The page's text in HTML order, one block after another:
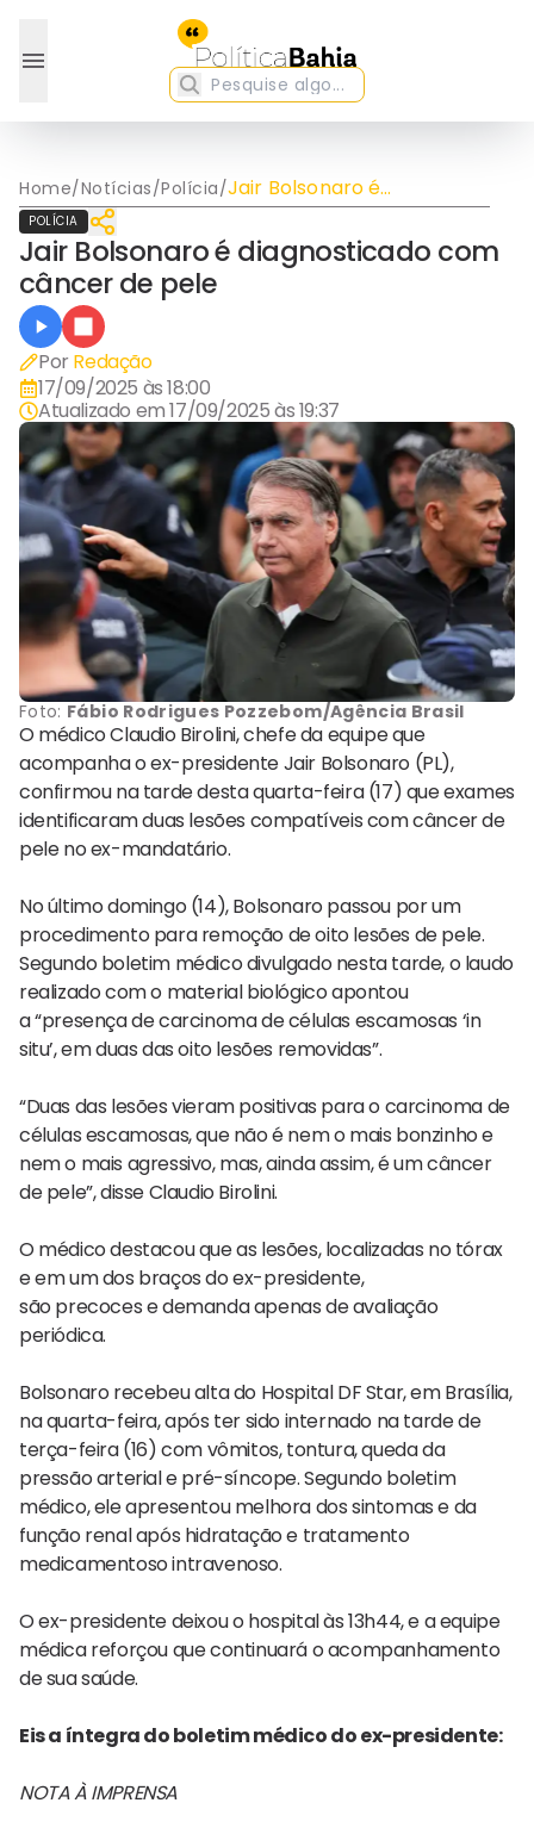
Home/Notícias/Polícia/Jair Bolsonaro é
diagnosticado com câncer
de pele
POLÍCIA
Jair Bolsonaro é diagnosticado com
câncer de pele
Por Redação
17/09/2025 às 18:00
Atualizado em17/09/2025 às 19:37
Foto: Fábio Rodrigues Pozzebom/Agência Brasil
O médico Claudio Birolini, chefe da equipe que
acompanha o ex-presidente Jair Bolsonaro (PL),
confirmou na tarde desta quarta-feira (17) que exames
identificaram duas lesões compatíveis com câncer de
pele no ex-mandatário.
No último domingo (14), Bolsonaro passou por um
procedimento para remoção de oito lesões de pele.
Segundo boletim médico divulgado nesta tarde, o laudo
realizado com o material biológico apontou
a “presença de carcinoma de células escamosas ‘in
situ’, em duas das oito lesões removidas”.
“Duas das lesões vieram positivas para o carcinoma de
células escamosas, que não é nem o mais bonzinho e
nem o mais agressivo, mas, ainda assim, é um câncer
de pele”, disse Claudio Birolini.
O médico destacou que as lesões, localizadas no tórax
e em um dos braços do ex-presidente,
são precoces e demanda apenas de avaliação
periódica.
Bolsonaro recebeu alta do Hospital DF Star, em Brasília,
na quarta-feira, após ter sido internado na tarde de
terça-feira (16) com vômitos, tontura, queda da
pressão arterial e pré-síncope. Segundo boletim
médico, ele apresentou melhora dos sintomas e da
função renal após hidratação e tratamento
medicamentoso intravenoso.
O ex-presidente deixou o hospital às 13h44, e a equipe
médica reforçou que continuará o acompanhamento
de sua saúde.
Eis a íntegra do boletim médico do ex-presidente:
NOTA À IMPRENSA